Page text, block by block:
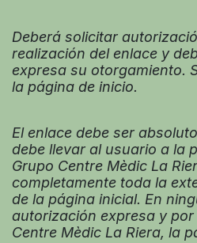
Deberá solicitar
realización del enlace y
expresa su otorgamiento.
la página de inicio.
El enlace debe ser
debe llevar al usuario a la
Grupo Centre Mèdic La
completamente toda la
de la página inicial. En
autorización expresa y
Centre Mèdic La Riera, la